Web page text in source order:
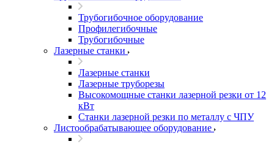
Трубогибочное оборудование
Профилегибочные
Трубогибочные
Лазерные станки
Лазерные станки
Лазерные труборезы
Высокомощные станки лазерной резки от 12
кВт
Станки лазерной резки по металлу с ЧПУ
Листообрабатывающее оборудование